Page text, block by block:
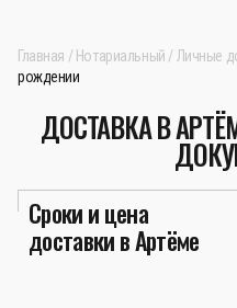
Главная Нотариальный Личные
рождении
ДОСТАВКА В
Сроки и цена
доставки в Артёме